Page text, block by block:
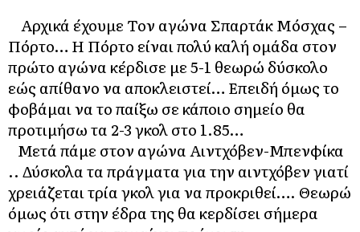
Αρχικά έχουμε Τον αγώνα Σπαρτάκ Μόσχας –
Πόρτο… Η Πόρτο είναι πολύ καλή ομάδα στον
πρώτο αγώνα κέρδισε με 5-1 θεωρώ δύσκολο
εώς απίθανο να αποκλειστεί… Επειδή όμως το
φοβάμαι να το παίξω σε κάποιο σημείο θα
προτιμήσω τα 2-3 γκολ στο 1.85…
Μετά πάμε στον αγώνα Αιντχόβεν-Μπενφίκα
.. Δύσκολα τα πράγματα για την αιντχόβεν γιατί
χρειάζεται τρία γκολ για να προκριθεί…. Θεωρώ
όμως ότι στην έδρα της θα κερδίσει σήμερα